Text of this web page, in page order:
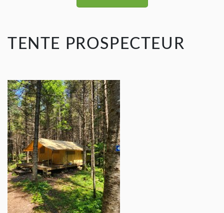
TENTE PROSPECTEUR